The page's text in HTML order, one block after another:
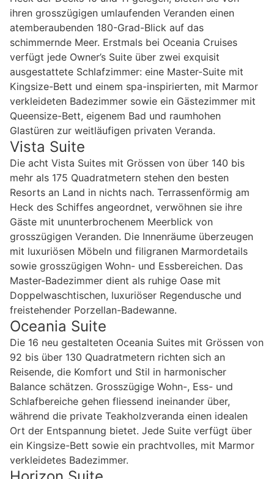
ihren grosszügigen umlaufenden Veranden einen
atemberaubenden 180-Grad-Blick auf das
schimmernde Meer. Erstmals bei Oceania Cruises
verfügt jede Owner’s Suite über zwei exquisit
ausgestattete Schlafzimmer: eine Master-Suite mit
Kingsize-Bett und einem spa-inspirierten, mit Marmor
verkleideten Badezimmer sowie ein Gästezimmer mit
Queensize-Bett, eigenem Bad und raumhohen
Glastüren zur weitläufigen privaten Veranda.
Vista Suite
Die acht Vista Suites mit Grössen von über 140 bis
mehr als 175 Quadratmetern stehen den besten
Resorts an Land in nichts nach. Terrassenförmig am
Heck des Schiffes angeordnet, verwöhnen sie ihre
Gäste mit ununterbrochenem Meerblick von
grosszügigen Veranden. Die Innenräume überzeugen
mit luxuriösen Möbeln und filigranen Marmordetails
sowie grosszügigen Wohn- und Essbereichen. Das
Master-Badezimmer dient als ruhige Oase mit
Doppelwaschtischen, luxuriöser Regendusche und
freistehender Porzellan-Badewanne.
Oceania Suite
Die 16 neu gestalteten Oceania Suites mit Grössen von
92 bis über 130 Quadratmetern richten sich an
Reisende, die Komfort und Stil in harmonischer
Balance schätzen. Grosszügige Wohn-, Ess- und
Schlafbereiche gehen fliessend ineinander über,
während die private Teakholzveranda einen idealen
Ort der Entspannung bietet. Jede Suite verfügt über
ein Kingsize-Bett sowie ein prachtvolles, mit Marmor
verkleidetes Badezimmer.